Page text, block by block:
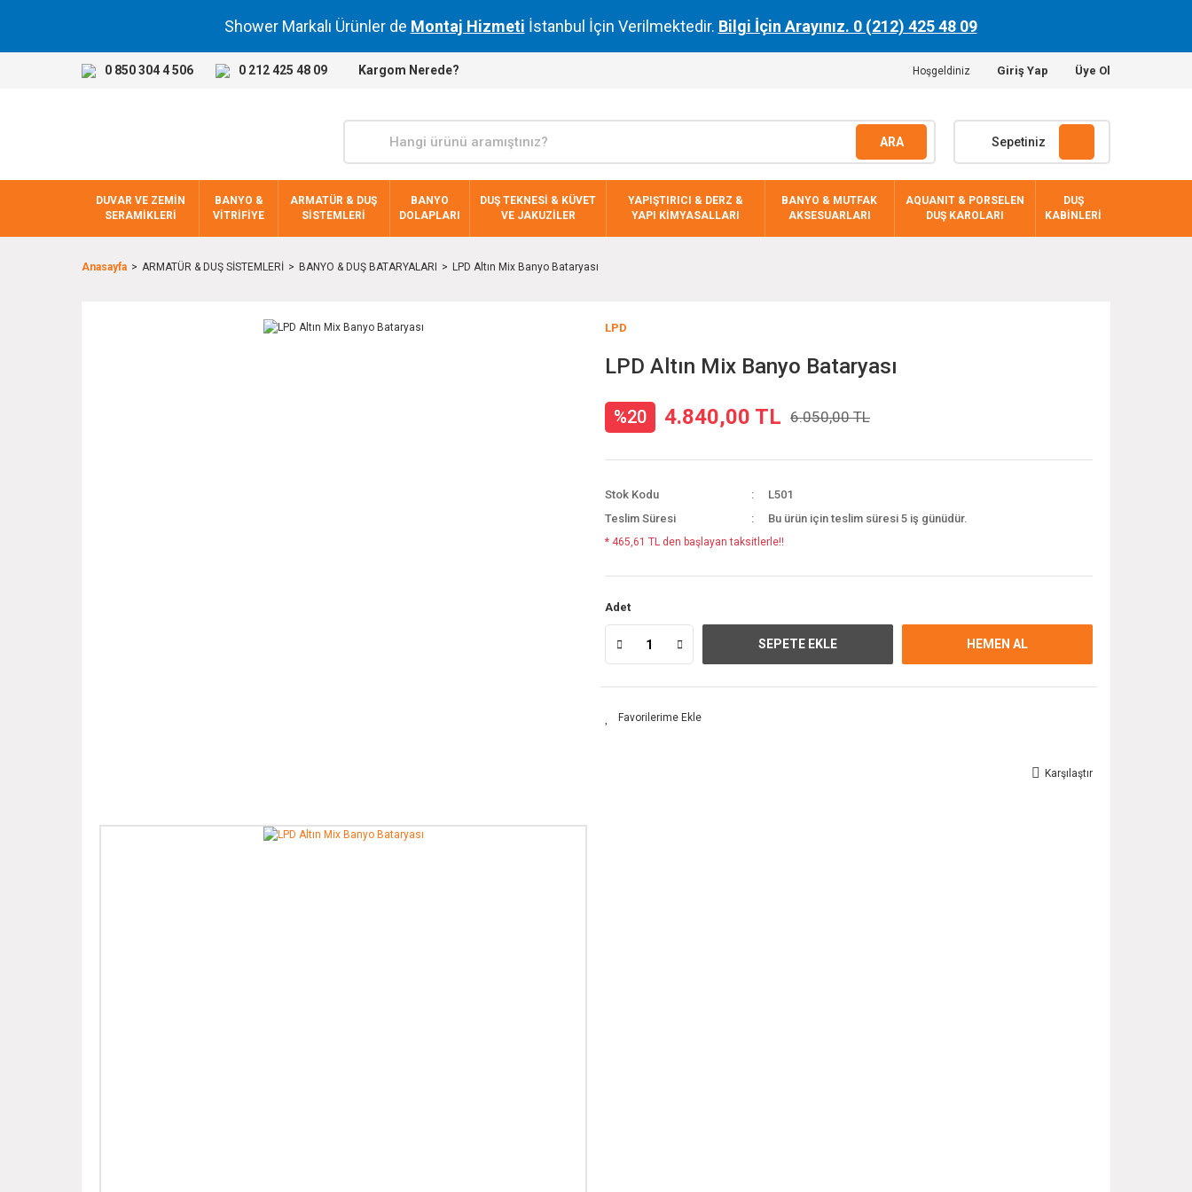
Shower Markalı Ürünler de Montaj Hizmeti İstanbul İçin Verilmektedir. Bilgi İçin Arayınız. 0 (212) 425 48 09
0 850 304 4 506 0 212 425 48 09 Kargom Nerede? Hoşgeldiniz Giriş Yap Üye Ol
ARA Sepetiniz
DUVAR VE ZEMİN
SERAMİKLERİ
BANYO &
VİTRİFİYE
ARMATÜR & DUŞ
SİSTEMLERİ
BANYO
DOLAPLARI
DUŞ TEKNESİ & KÜVET
VE JAKUZİLER
YAPIŞTIRICI & DERZ &
YAPI KİMYASALLARI
BANYO & MUTFAK
AKSESUARLARI
AQUANIT & PORSELEN
DUŞ KAROLARI
DUŞ
KABİNLERİ
Anasayfa ARMATÜR & DUŞ SİSTEMLERİ BANYO & DUŞ BATARYALARI LPD Altın Mix Banyo Bataryası
LPD
LPD Altın Mix Banyo Bataryası
%20 4.840,00 TL 6.050,00 TL
Stok Kodu
L501
Teslim Süresi
Bu ürün için teslim süresi 5 iş günüdür.
* 465,61 TL den başlayan taksitlerle!!
Adet
SEPETE EKLE HEMEN AL
Karşılaştır